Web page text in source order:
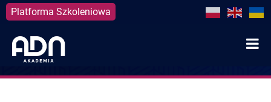
Platforma Szkoleniowa
content